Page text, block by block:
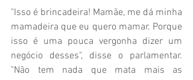
"Isso é brincadeira! Mamãe, me dá minha
mamadeira que eu quero mamar. Porque
isso é uma pouca vergonha dizer um
negócio desses", disse o parlamentar.
"Não tem nada que mata mais as